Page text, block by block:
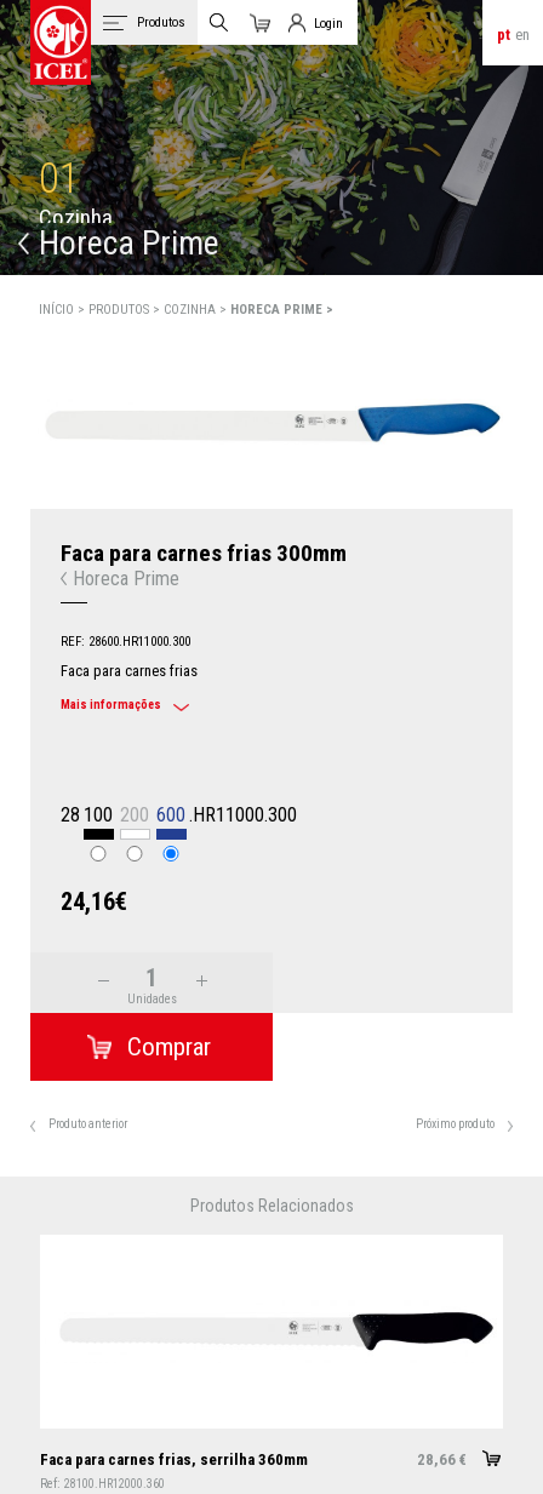
pt en
Produtos
Carrinho
Login
Login de Clientes
01
Cozinha
Horeca Prime
INÍCIO > PRODUTOS > COZINHA > HORECA PRIME >
Faca para carnes frias 300mm
Horeca Prime
REF: 28600.HR11000.300
Faca para carnes frias
Mais informações
28 100 200 600 .HR11000.300
24,16€
Unidades
Produto anterior Próximo produto
Produtos Relacionados
Faca para carnes frias, serrilha 360mm 28,66 €
Ref: 28100.HR12000.360